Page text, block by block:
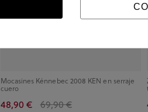
Mocasines Kénnebec 2008 KEN en serraje
cuero
48,90 € 69,90 €